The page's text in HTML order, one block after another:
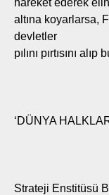
hareket ederek
altına koyarlarsa,
devletler
pılını pırtısını
‘DÜNYA
Strateji Enstitüsü